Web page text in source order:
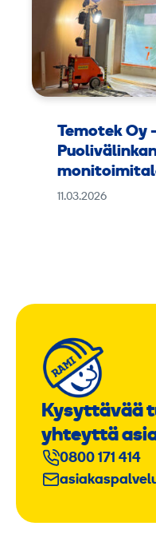
Temotek Oy
11.03.2026
Kysyttävää
yhteyttä
0800 171 414